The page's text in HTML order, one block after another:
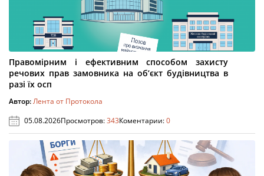
Правомірним і ефективним способом захисту
речових прав замовника на об’єкт будівництва в
разі їх осп
Автор:Лента от Протокола
05.08.2026Просмотров:343Коментарии:0